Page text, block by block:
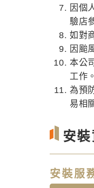
因個
驗店
如對
因颱
本公
工作。
為預
易相
安
安裝服